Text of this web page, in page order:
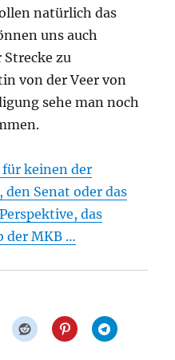
natürlich das
uns auch
Strecke zu
von der Veer von
sehe man noch
für keinen der
Senat oder das
das
der MKB …